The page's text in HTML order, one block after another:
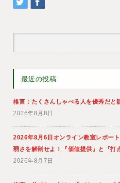
最近の投稿
格言：たくさんしゃべる人を優秀だと
2026年8月8日
2026年8月6日オンライン教室レポー
弱さを解剖せよ！『価値提供』と『打
2026年8月7日